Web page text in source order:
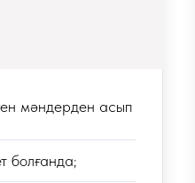
мәндерден асып
болғанда;